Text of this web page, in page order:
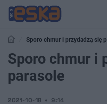
Sporo chmur i przydadzą się
Sporo chmur i
parasole
2021-10-18 9:14